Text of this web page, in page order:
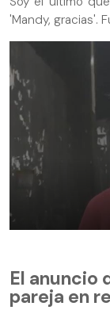
'Mandy, gracias'.
El anuncio
pareja en